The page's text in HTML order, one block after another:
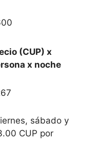
(CUP) x
x noche
sábado y
CUP por